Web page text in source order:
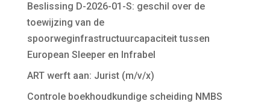
Beslissing D-2026-01-S: geschil over de
toewijzing van de
spoorweginfrastructuurcapaciteit tussen
European Sleeper en Infrabel
ART werft aan: Jurist (m/v/x)
Controle boekhoudkundige scheiding NMBS